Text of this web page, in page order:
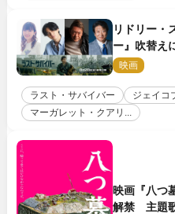
リドリー・
ー』吹替え
美・井上和
映画
ラスト・サバイバー
ジェイコ
マーガレット・クアリ...
映画『八つ
解禁 主題